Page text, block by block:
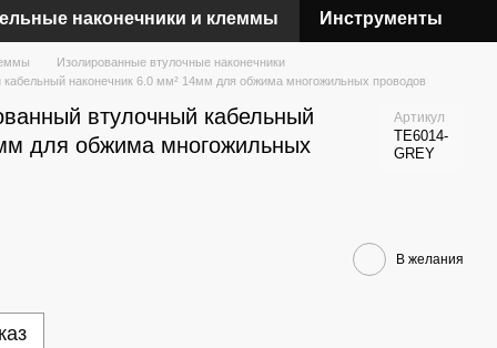
наконечники и клеммы Инструменты
Изолированные втулочные наконечники
наконечник 6.0 мм² 14мм для обжима многожильных проводов
втулочный кабельный
для обжима многожильных
Артикул
TE6014-
GREY
В желания